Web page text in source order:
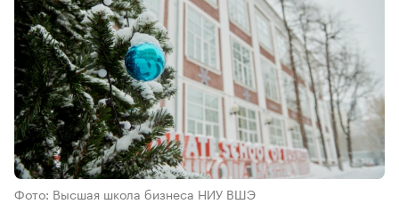
Фото: Высшая школа бизнеса НИУ ВШЭ